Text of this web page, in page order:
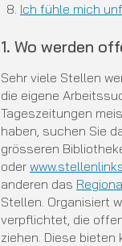
Ich fühle mich
1. Wo werden
Sehr viele Stellen
die eigene
Tageszeitungen
haben, suchen Sie
grösseren
oder
anderen das
Stellen. Organisiert
verpflichtet, die
ziehen. Diese